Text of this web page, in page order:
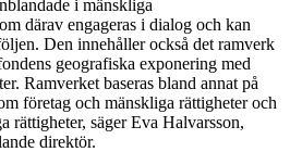
i mänskliga
därav engageras i dialog och kan
Den innehåller också det ramverk
geografiska exponering med
Ramverket baseras bland annat på
företag och mänskliga rättigheter och
rättigheter, säger Eva Halvarsson,
direktör.